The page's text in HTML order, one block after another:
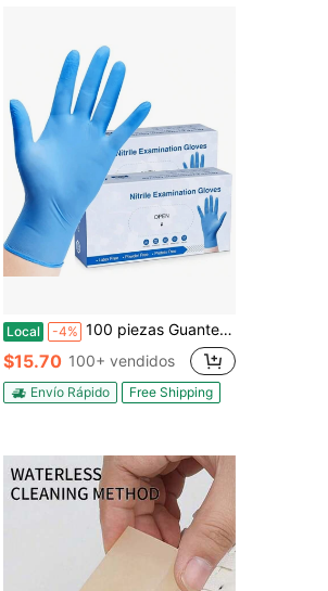
Local -4% 100 piezas Guantes desechables de nitrilo, engrosados, sin polvo, sin látex, esterilizados, de alta elasticidad, alta protección, cómodos, duraderos, aptos para uso doméstico, seguridad alimentaria, limpieza, peluquería, mascotas, jardín, manualidades, automoción - Azul
$15.70 100+ vendidos
Envío Rápido Free Shipping